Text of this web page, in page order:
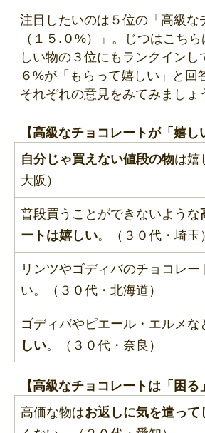
注目したいのは５位の「高級な
（１５.０%）」。じつはこち
しい物の３位にもランクインし
６%が「もらって嬉しい」と回
それぞれの意見をみてみましょ
【高級なチョコレートが「嬉し
自分じゃ買えない値段の物は嬉
大阪）
普段買うことができないような
ートは嬉しい。（３０代・埼玉）
リンツやゴディバのチョコレー
い。（３０代・北海道）
ゴディバやピエール・エルメな
しい。（３０代・奈良）
【高級なチョコレートは「困る
高価な物はお返しに気を遣って